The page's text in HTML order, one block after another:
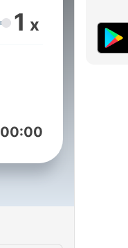
1 x
00:00